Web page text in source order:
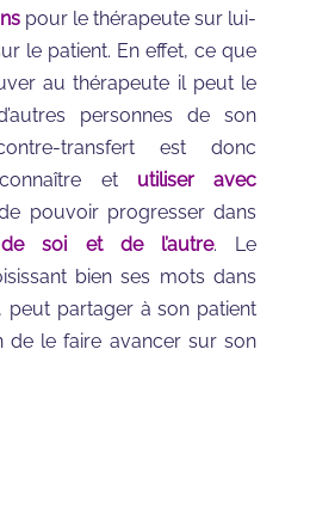
pour le thérapeute sur lui-
le patient. En effet, ce que
au thérapeute il peut le
personnes de son
transfert est donc
et utiliser avec
pouvoir progresser dans
de soi et de l’autre. Le
bien ses mots dans
peut partager à son patient
de le faire avancer sur son